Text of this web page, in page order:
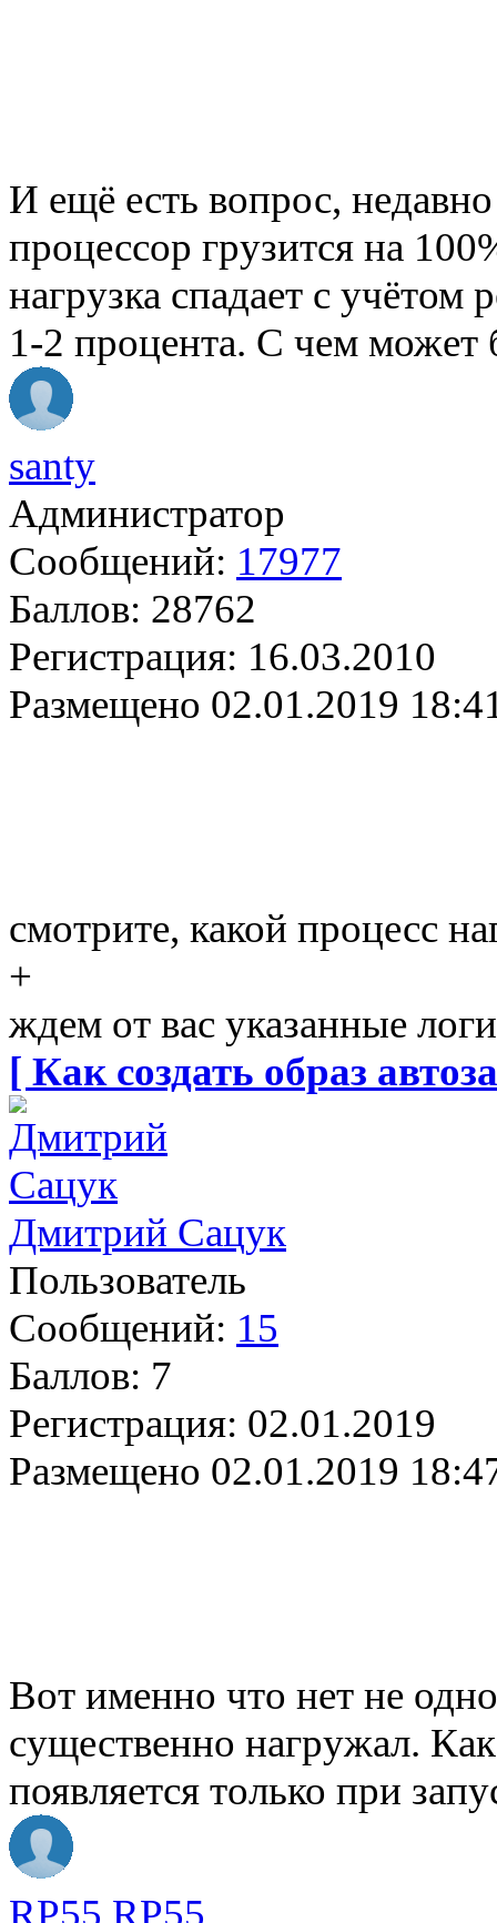
И ещё есть вопрос,
процессор грузится на
нагрузка спадает с
1-2 процента. С чем может
santy
Администратор
Сообщений: 17977
Баллов: 28762
Регистрация: 16.03.2010
Размещено 02.01.2019
смотрите, какой процесс
+
ждем от вас указанные логи
[ Как создать образ
Дмитрий Сацук
Пользователь
Сообщений: 15
Баллов: 7
Регистрация: 02.01.2019
Размещено 02.01.2019
Вот именно что нет не
существенно нагружал.
появляется только при